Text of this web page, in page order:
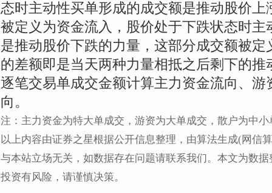
态时主动性买单形成的成交额是推动股价
被定义为资金流入，股价处于下跌状态时
是推动股价下跌的力量，这部分成交额被
的差额即是当天两种力量相抵之后剩下的
逐笔交易单成交金额计算主力资金流向、
向。
注：主力资金为特大单成交，游资为大单成交，散户为中小
以上内容由证券之星根据公开信息整理，由算法生成(网信
与本站立场无关，如数据存在问题请联系我们。本文为数
投资有风险，请谨慎决策。